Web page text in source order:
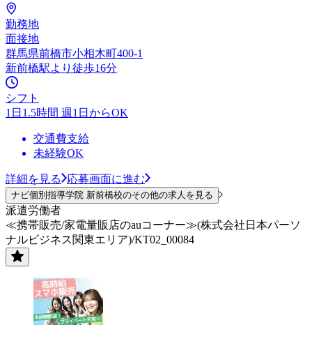
勤務地
面接地
群馬県前橋市小相木町400-1
新前橋駅より徒歩16分
シフト
1日1.5時間 週1日からOK
交通費支給
未経験OK
詳細を見る 応募画面に進む
ナビ個別指導学院 新前橋校のその他の求人を見る
派遣労働者
≪携帯販売/家電量販店のauコーナー≫(株式会社日本パーソ
ナルビジネス関東エリア)/KT02_00084